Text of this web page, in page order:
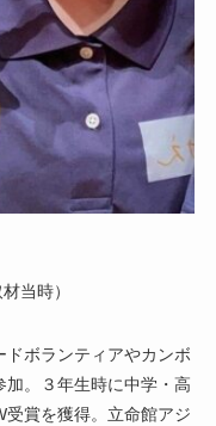
当時）
ボランティアやカンボ
。３年生時に中学・高
賞を獲得。立命館アジ